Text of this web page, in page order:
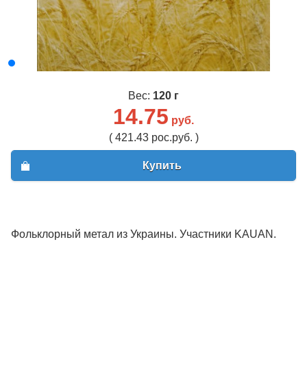
Вес: 120 г
14.75 руб.
( 421.43 рос.руб. )
Купить
Фольклорный метал из Украины. Участники KAUAN.